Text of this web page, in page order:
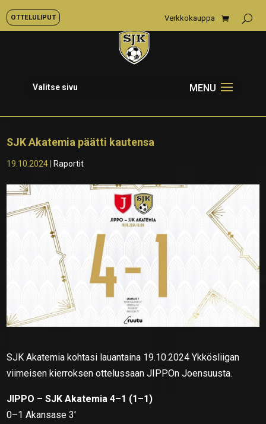
OTTELULIPUT Verkkokauppa
Valitse sivu
SJK Akatemia päätti kautensa
19.10.2024 Raportit
SJK Akatemia kohtasi lauantaina 19.10.2024 Ykkösliigan
viimeisen kierroksen ottelussaan JIPPOn Joensuusta.
JIPPO – SJK Akatemia 4–1 (1–1)
0–1 Akansase 3′